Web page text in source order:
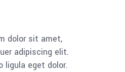
dolor sit amet,
adipiscing elit.
ligula eget dolor.